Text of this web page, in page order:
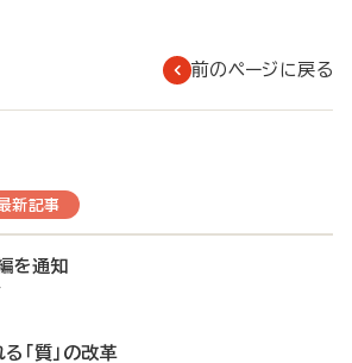
前のページに戻る
新記事
を通知
「質」の改革